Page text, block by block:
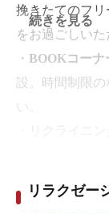
挽きたてのフ
をお過ごしいた
・ BOOKコーナ
設。時間制限
い。
カラオケルーム
続きを見る
リラクゼー